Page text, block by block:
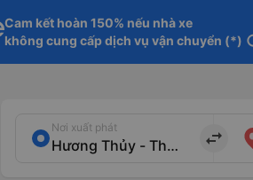
Cam kết hoàn 150% nếu nhà xe
không cung cấp dịch vụ vận chuyển (*)
Nơi xuất phát
import_export